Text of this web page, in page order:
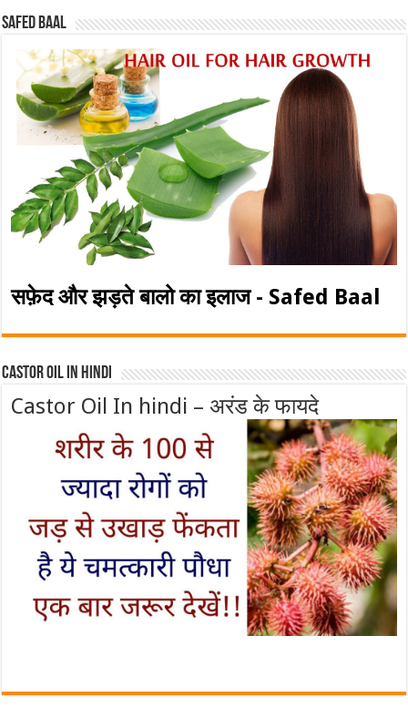
Safed baal
सफ़ेद और झड़ते बालो का इलाज - Safed Baal
Castor Oil In Hindi
Castor Oil In hindi – अरंड के फायदे